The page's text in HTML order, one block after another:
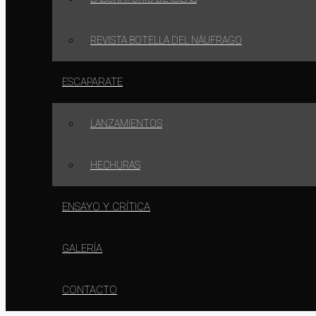
REVISTA BOTELLA DEL NÁUFRAGO
ESCAPARATE
LANZAMIENTOS
HECHURAS
ENSAYO Y CRÍTICA
GALERÍA
CONTACTO